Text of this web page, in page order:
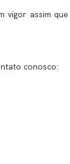
assim
conosco: